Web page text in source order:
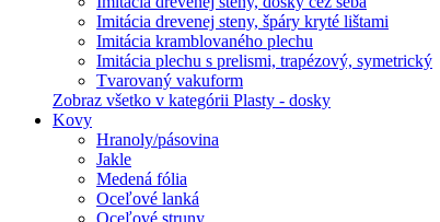
Imitácia drevenej steny, špáry kryté lištami
Imitácia kramblovaného plechu
Imitácia plechu s prelismi, trapézový, symetrický
Tvarovaný vakuform
Zobraz všetko v kategórii Plasty - dosky
Kovy
Hranoly/pásovina
Jakle
Medená fólia
Oceľové lanká
Oceľové struny